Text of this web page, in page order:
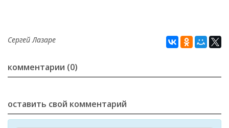
Сергей Лазаре
комментарии (0)
оставить свой комментарий